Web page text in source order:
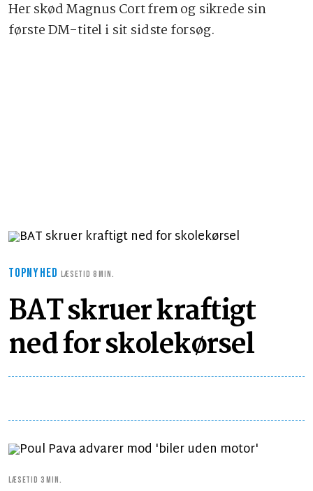
Her skød Magnus Cort frem og sikrede sin
første DM-titel i sit sidste forsøg.
TOPNYHEDLÆSETID 8 MIN.
BAT skruer kraftigt
ned for skolekørsel
LÆSETID 3 MIN.